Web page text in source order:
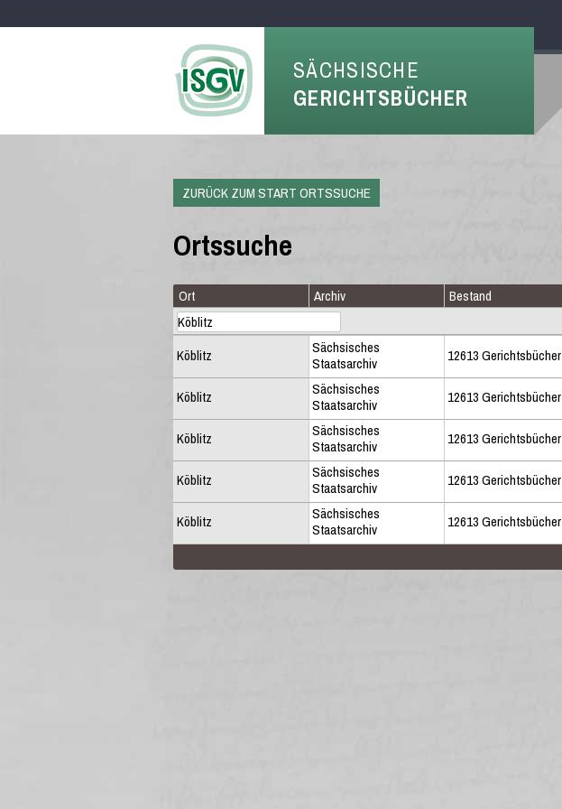
SÄCHSISCHE
GERICHTSBÜCHER
ZURÜCK ZUM START ORTSSUCHE
Ortssuche
Ort Archiv Bestand
Köblitz
Sächsisches
Staatsarchiv
12613 Gerichtsbücher
Köblitz
Sächsisches
Staatsarchiv
12613 Gerichtsbücher
Köblitz
Sächsisches
Staatsarchiv
12613 Gerichtsbücher
Köblitz
Sächsisches
Staatsarchiv
12613 Gerichtsbücher
Köblitz
Sächsisches
Staatsarchiv
12613 Gerichtsbücher